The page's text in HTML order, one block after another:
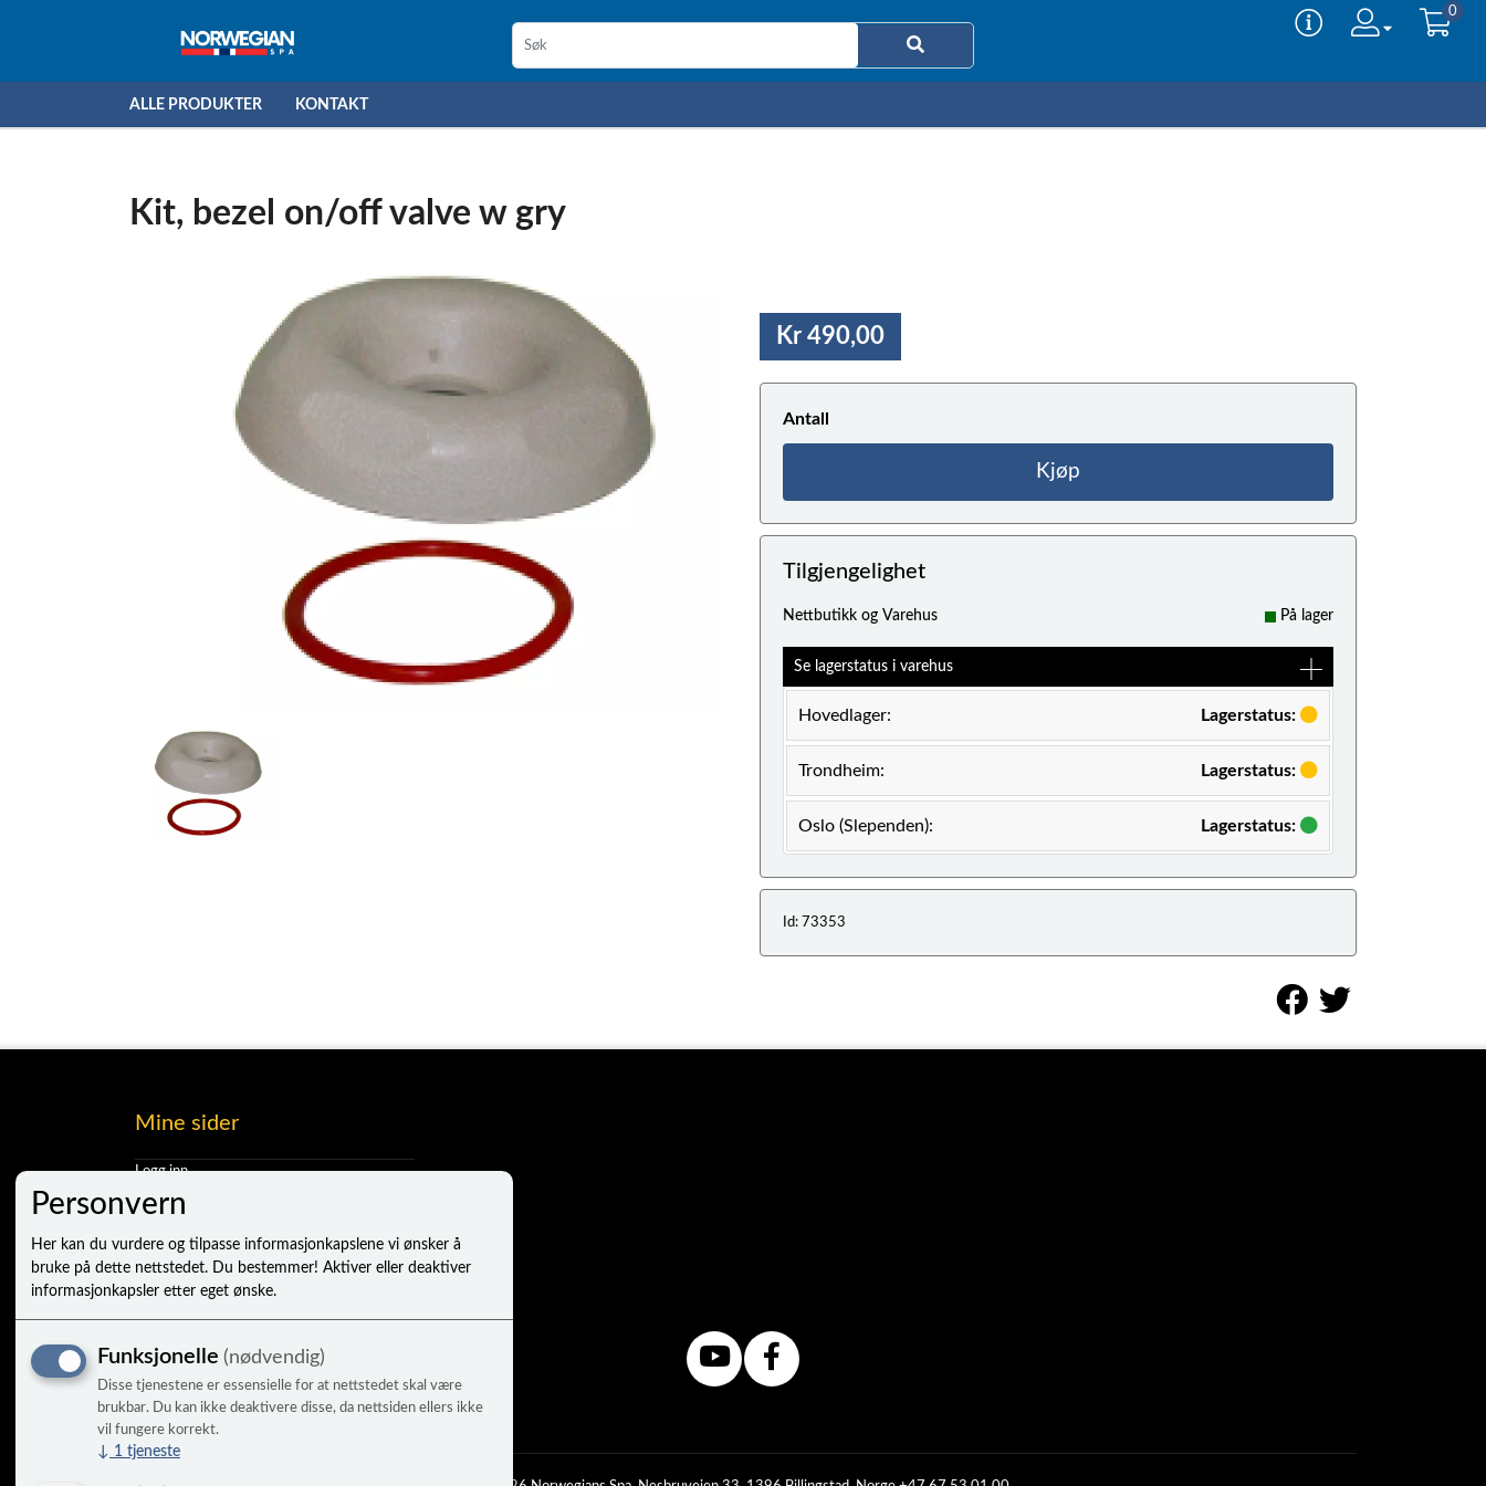
0
ALLE PRODUKTER KONTAKT
Kit, bezel on/off valve w gry
Kr 490,00
Antall
Kjøp
Tilgjengelighet
Nettbutikk og Varehus På lager
Se lagerstatus i varehus
Hovedlager: Lagerstatus:
Trondheim: Lagerstatus:
Oslo (Slependen): Lagerstatus:
Id: 73353
Mine sider
Logg inn
Vilkår
Personvernerklæring
Administrer cookies
Personvern
Her kan du vurdere og tilpasse informasjonkapslene vi ønsker å
bruke på dette nettstedet. Du bestemmer! Aktiver eller deaktiver
informasjonkapsler etter eget ønske.
Funksjonelle (nødvendig)
Disse tjenestene er essensielle for at nettstedet skal være
brukbar. Du kan ikke deaktivere disse, da nettsiden ellers ikke
vil fungere korrekt.
↓ 1 tjeneste